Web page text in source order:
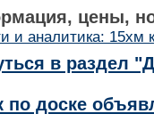
цены,
и аналитика: 15хм
в раздел
по доске